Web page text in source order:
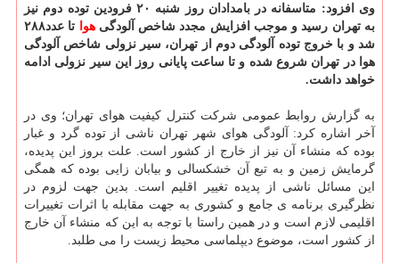
وی افزود: متاسفانه در بامدادان روز شنبه ۲۰ فرودین توده دوم نیز
به تهران رسید و موجب افزایش مجدد شاخص آلودگیهوا
تا عدد۲۸۸
شد و با خروج توده آلودگی دوم از تهران، سیر نزولی شاخص آلودگی
هوا در تهران شروع شده و تا ساعت پایانی روز این سیر نزولی ادامه
خواهد داشت.
به گزارش روابط عمومی شرکت کنترل کیفیت هوای تهران؛ وی در
آخر اشاره کرد: آلودگی هوای شهر تهران ناشی از توده گرد و غبار
بوده که منشاء آن نیز از خارج از کشور است. علت بروز این پدیده،
گرمایش زمین و به تبع آن خشکسالی و بیابان زایی بوده که همگی
این مسائل ناشی از پدیده تغییر اقلیم است. بدین جهت لزوم در
نظرگیری برنامه ی جامع و کشوری به جهت مقابله با اثرات تغییرات
اقلیمی لازم است و در همین راستا با توجه به این که منشاء آن خارج
از کشور است، موضوع دیپلماسی محیط زیست را می طلبد.